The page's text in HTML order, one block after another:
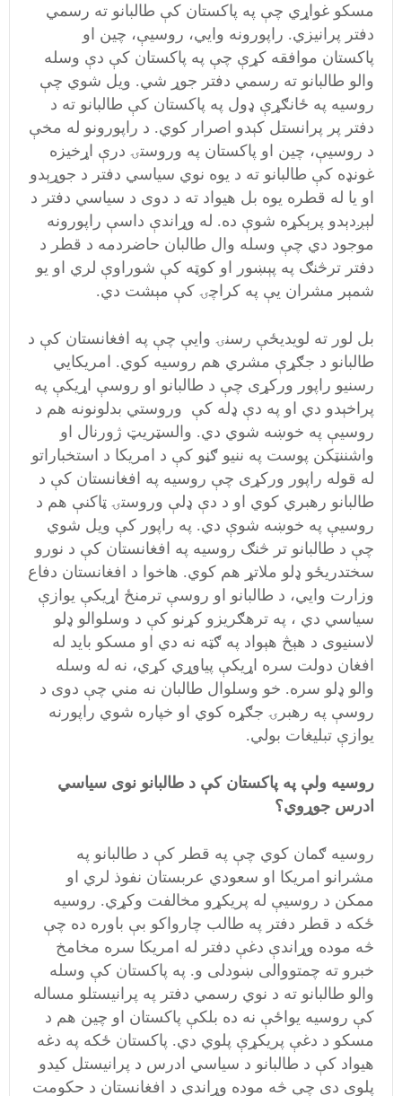
مسکو غواړي چې په پاکستان کې طالبانو ته رسمي
دفتر پرانيزي. راپورونه وايي، روسیې، چین او
پاکستان موافقه کړې چې په پاکستان کې دې وسله
والو طالبانو ته رسمي دفتر جوړ شي. ویل شوي چې
روسیه په ځانګړې ډول په پاکستان کې طالبانو ته د
دفتر پر پرانستل کېدو اصرار کوي. د راپورونو له مخې
د روسیې، چین او پاکستان په وروستۍ درې اړخیزه
غونډه کې طالبانو ته د یوه نوي سیاسي دفتر د جوړېدو
او یا له قطره یوه بل هیواد ته د دوی د سیاسي دفتر د
لېږدېدو پرېکړه شوې ده. له وړاندې داسې راپورونه
موجود دي چې وسله وال طالبان حاضردمه د قطر د
دفتر ترڅنګ په پېښور او کوټه کې شوراوې لري او یو
شمېر مشران یې په کراچۍ کې مېشت دي.
بل لور ته لويديځې رسنۍ وايې چې په افغانستان کې د
طالبانو د جګړې مشري هم روسیه کوي. امریکایي
رسنیو راپور ورکړی چې د طالبانو او روسې اړیکې په
پراخېدو دي او په دې ډله کې وروستي بدلونونه هم د
روسیې په خوښه شوي دي. والسټریټ ژورنال او
واشننټکن پوست په ننیو ګڼو کې د امریکا د استخباراتو
له قوله راپور ورکړی چې روسیه په افغانستان کې د
طالبانو رهبري کوي او د دې ډلې وروستۍ ټاکنې هم د
روسیې په خوښه شوې دي. په راپور کې ویل شوي
چې د طالبانو تر څنګ روسیه په افغانستان کې د نورو
سختدریځو ډلو ملاتړ هم کوي. هاخوا د افغانستان دفاع
وزارت وایي، د طالبانو او روسې ترمنځ اړیکې یوازې
سیاسي دي ، په ترهګریزو کړنو کې د وسلوالو ډلو
لاسنیوی د هېڅ هېواد په ګټه نه دي او مسکو باید له
افغان دولت سره اړیکې پیاوړي کړي، نه له وسله
والو ډلو سره. خو وسلوال طالبان نه مني چې دوی د
روسې په رهبرۍ جګړه کوي او خپاره شوي راپورنه
یوازې تبلیغات بولي.
روسيه ولې په پاکستان کې د طالبانو نوی سياسي
ادرس جوړوي؟
روسيه ګمان کوي چې په قطر کې د طالبانو په
مشرانو امریکا او سعودي عربستان نفوذ لري او
ممکن د روسيې له پريکړو مخالفت وکړي. روسيه
ځکه د قطر دفتر په طالب چارواکو بې باوره ده چې
څه موده وړاندې دغې دفتر له امریکا سره مخامخ
خبرو ته چمتووالی ښودلی و. په پاکستان کې وسله
والو طالبانو ته د نوي رسمي دفتر په پرانيستلو مساله
کې روسيه يواځې نه ده بلکې پاکستان او چین هم د
مسکو د دغې پريکړې پلوي دي. پاکستان ځکه په دغه
هيواد کې د طالبانو د سياسي ادرس د پرانيستل کيدو
پلوی دی چې څه موده وړاندې د افغانستان د حکومت